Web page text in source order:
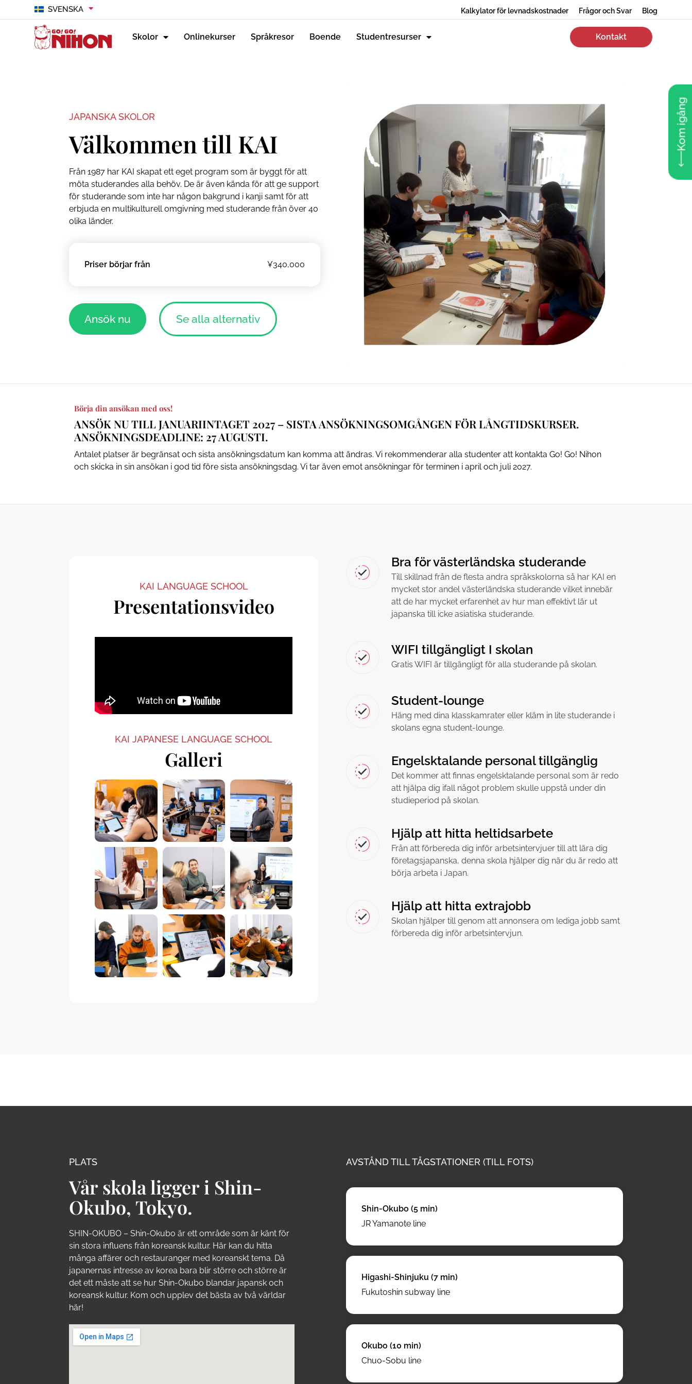
SVENSKA Kalkylator för levnadskostnader Frågor och Svar Blog
Skolor Onlinekurser Språkresor Boende Studentresurser Kontakt
Kom igång
JAPANSKA SKOLOR
Välkommen till KAI
Från 1987 har KAI skapat ett eget program som är byggt för att
möta studerandes alla behöv. De är även kända för att ge support
för studerande som inte har någon bakgrund i kanji samt för att
erbjuda en multikulturell omgivning med studerande från över 40
olika länder.
Priser börjar från ¥340,000
Ansök nu Se alla alternativ
Börja din ansökan med oss!
ANSÖK NU TILL JANUARIINTAGET 2027 – SISTA ANSÖKNINGSOMGÅNGEN FÖR LÅNGTIDSKURSER.
ANSÖKNINGSDEADLINE: 27 AUGUSTI.
Antalet platser är begränsat och sista ansökningsdatum kan komma att ändras. Vi rekommenderar alla studenter att kontakta Go! Go! Nihon
och skicka in sin ansökan i god tid före sista ansökningsdag. Vi tar även emot ansökningar för terminen i april och juli 2027.
KAI LANGUAGE SCHOOL
Presentationsvideo
KAI JAPANESE LANGUAGE SCHOOL
Galleri
Bra för västerländska studerande
Till skillnad från de flesta andra språkskolorna så har KAI en
mycket stor andel västerländska studerande vilket innebär
att de har mycket erfarenhet av hur man effektivt lär ut
japanska till icke asiatiska studerande.
WIFI tillgängligt I skolan
Gratis WIFI är tillgängligt för alla studerande på skolan.
Student-lounge
Häng med dina klasskamrater eller kläm in lite studerande i
skolans egna student-lounge.
Engelsktalande personal tillgänglig
Det kommer att finnas engelsktalande personal som är redo
att hjälpa dig ifall något problem skulle uppstå under din
studieperiod på skolan.
Hjälp att hitta heltidsarbete
Från att förbereda dig inför arbetsintervjuer till att lära dig
företagsjapanska, denna skola hjälper dig när du är redo att
börja arbeta i Japan.
Hjälp att hitta extrajobb
Skolan hjälper till genom att annonsera om lediga jobb samt
förbereda dig inför arbetsintervjun.
PLATS
Vår skola ligger i Shin-
Okubo, Tokyo.
SHIN-OKUBO – Shin-Okubo är ett område som är känt för
sin stora influens från koreansk kultur. Här kan du hitta
många affärer och restauranger med koreanskt tema. Då
japanernas intresse av korea bara blir större och större är
det ett måste att se hur Shin-Okubo blandar japansk och
koreansk kultur. Kom och upplev det bästa av två världar
här!
AVSTÅND TILL TÅGSTATIONER (TILL FOTS)
Shin-Okubo (5 min)
JR Yamanote line
Higashi-Shinjuku (7 min)
Fukutoshin subway line
Okubo (10 min)
Chuo-Sobu line